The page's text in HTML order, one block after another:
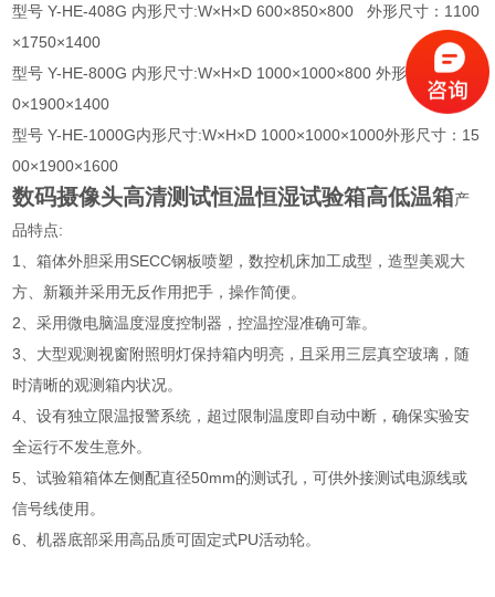
型号 Y-HE-408G 内形尺寸:W×H×D 600×850×800 外形尺寸：1100
×1750×1400
型号 Y-HE-800G 内形尺寸:W×H×D 1000×1000×800 外形尺寸：150
0×1900×1400
型号 Y-HE-1000G内形尺寸:W×H×D 1000×1000×1000外形尺寸：15
00×1900×1600
数码摄像头高清测试恒温恒湿试验箱高低温箱产
品特点:
1、箱体外胆采用SECC钢板喷塑，数控机床加工成型，造型美观大
方、新颖并采用无反作用把手，操作简便。
2、采用微电脑温度湿度控制器，控温控湿准确可靠。
3、大型观测视窗附照明灯保持箱内明亮，且采用三层真空玻璃，随
时清晰的观测箱内状况。
4、设有独立限温报警系统，超过限制温度即自动中断，确保实验安
全运行不发生意外。
5、试验箱箱体左侧配直径50mm的测试孔，可供外接测试电源线或
信号线使用。
6、机器底部采用高品质可固定式PU活动轮。